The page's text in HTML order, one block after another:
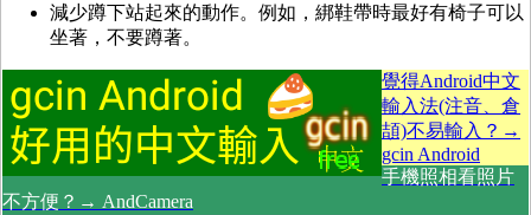
減少蹲下站起來的動作。例如，綁鞋帶時最好有椅子可以
坐著，不要蹲著。
覺得Android中文
輸入法(注音、倉
頡)不易輸入？→
gcin Android
手機照相看照片
不方便？→ AndCamera